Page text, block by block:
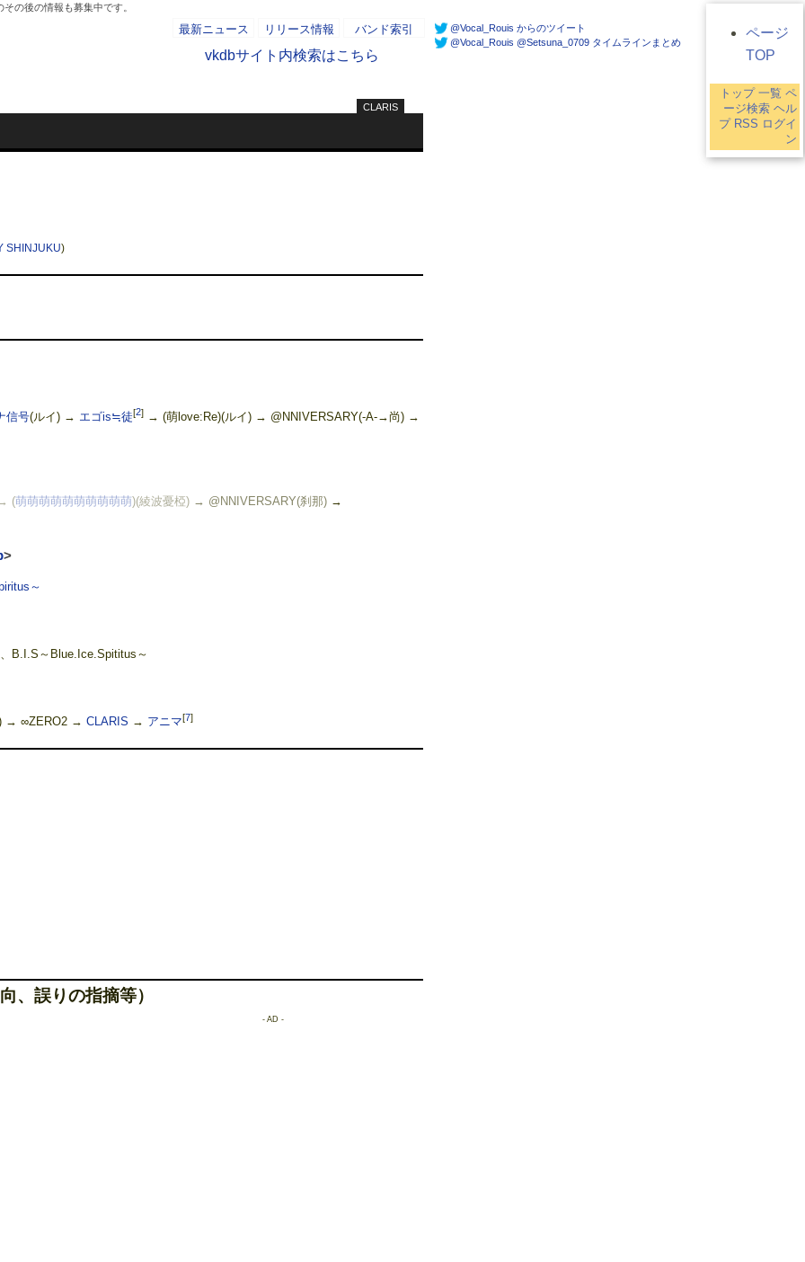
の後の情報も募集中です。
最新ニュース リリース情報 バンド索引
vkdbサイト内検索はこちら
CLARIS
SHINJUKU)
信号(ルイ) → エゴis≒徒[2]→ (萌love:Re)(ルイ) → @NNIVERSARY(-A-→尚) →
(萌萌萌萌萌萌萌萌萌萌)(綾波憂椏)→ @NNIVERSARY(刹那)→
>
～
B.I.S～Blue.Ice.Spititus～
→ ∞ZERO2 → CLARIS → アニマ[7]
、誤りの指摘等）
- AD -
@Vocal_Rouis からのツイート
@Vocal_Rouis @Setsuna_0709 タイムラインまとめ
ページ
TOP
トップ 一覧 ペ
ージ検索 ヘル
プ RSS ログイ
ン